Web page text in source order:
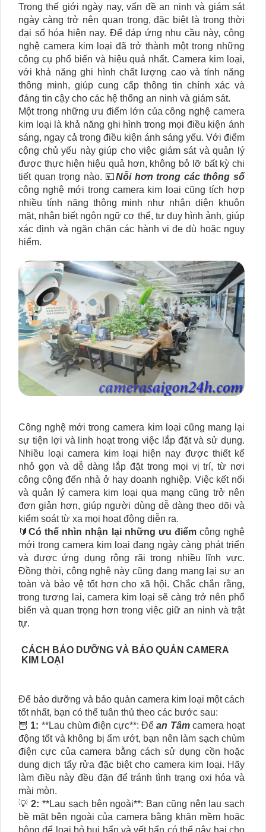
Trong thế giới ngày nay, vấn đề an ninh và giám sát
ngày càng trở nên quan trọng, đặc biệt là trong thời
đại số hóa hiện nay. Để đáp ứng nhu cầu này, công
nghệ camera kim loại đã trở thành một trong những
công cụ phổ biến và hiệu quả nhất. Camera kim loại,
với khả năng ghi hình chất lượng cao và tính năng
thông minh, giúp cung cấp thông tin chính xác và
đáng tin cậy cho các hệ thống an ninh và giám sát.
Một trong những ưu điểm lớn của công nghệ camera
kim loại là khả năng ghi hình trong mọi điều kiện ánh
sáng, ngay cả trong điều kiện ánh sáng yếu. Với điểm
cộng chủ yếu này giúp cho việc giám sát và quản lý
được thực hiện hiệu quả hơn, không bỏ lỡ bất kỳ chi
tiết quan trọng nào. 💴Nỗi hơn trong các thông số
công nghệ mới trong camera kim loại cũng tích hợp
nhiều tính năng thông minh như nhận diện khuôn
mặt, nhận biết ngôn ngữ cơ thể, tư duy hình ảnh, giúp
xác định và ngăn chặn các hành vi đe dù hoặc nguy
hiểm.
Công nghệ mới trong camera kim loại cũng mang lại
sự tiện lợi và linh hoạt trong việc lắp đặt và sử dụng.
Nhiều loại camera kim loại hiện nay được thiết kế
nhỏ gọn và dễ dàng lắp đặt trong mọi vị trí, từ nơi
công cộng đến nhà ở hay doanh nghiệp. Việc kết nối
và quản lý camera kim loại qua mạng cũng trở nên
đơn giản hơn, giúp người dùng dễ dàng theo dõi và
kiểm soát từ xa mọi hoạt động diễn ra.
🔰Có thể nhìn nhận lại những ưu điểm công nghệ
mới trong camera kim loại đang ngày càng phát triển
và được ứng dụng rộng rãi trong nhiều lĩnh vực.
Đồng thời, công nghệ này cũng đang mang lại sự an
toàn và bảo vệ tốt hơn cho xã hội. Chắc chắn rằng,
trong tương lai, camera kim loại sẽ càng trở nên phổ
biến và quan trọng hơn trong việc giữ an ninh và trật
tự.
CÁCH BẢO DƯỠNG VÀ BẢO QUẢN CAMERA
KIM LOẠI
Để bảo dưỡng và bảo quản camera kim loại một cách
tốt nhất, bạn có thể tuân thủ theo các bước sau:
🦉 1: **Lau chùm điện cực**: Đểan Tâm camera hoạt
động tốt và không bị ẩm ướt, bạn nên làm sạch chùm
điện cực của camera bằng cách sử dụng cồn hoặc
dung dịch tẩy rửa đặc biệt cho camera kim loại. Hãy
làm điều này đều đặn để tránh tình trạng oxi hóa và
mài mòn.
💡2: **Lau sạch bên ngoài**: Bạn cũng nên lau sạch
bề mặt bên ngoài của camera bằng khăn mềm hoặc